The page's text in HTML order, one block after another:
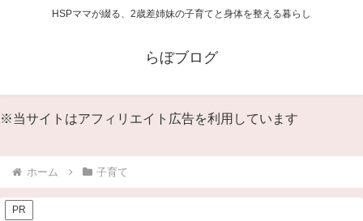
HSPママが綴る、2歳差姉妹の子育てと身体を整える暮らし
らぼブログ
※当サイトはアフィリエイト広告を利用しています
ホーム 子育て
PR